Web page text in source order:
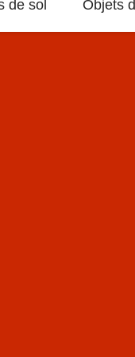
de sol Objets